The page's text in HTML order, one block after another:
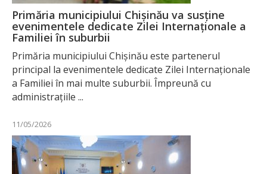
Primăria municipiului Chișinău va susține
evenimentele dedicate Zilei Internaționale a
Familiei în suburbii
Primăria municipiului Chișinău este partenerul
principal la evenimentele dedicate Zilei Internaționale
a Familiei în mai multe suburbii. Împreună cu
administrațiile ...
11/05/2026